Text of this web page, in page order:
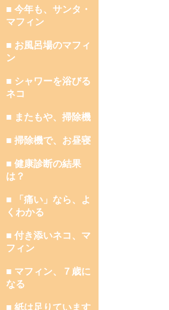
■ 今年も、サンタ・
マフィン
■ お風呂場のマフィ
ン
■ シャワーを浴びる
ネコ
■ またもや、掃除機
■ 掃除機で、お昼寝
■ 健康診断の結果
は？
■ 「痛い」なら、よ
くわかる
■ 付き添いネコ、マ
フィン
■ マフィン、７歳に
なる
■ 紙は足りています